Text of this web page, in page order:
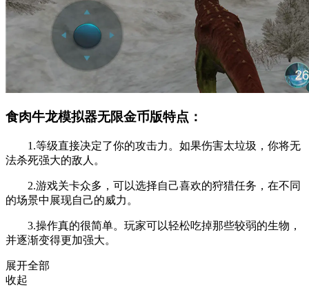
食肉牛龙模拟器无限金币版特点：
1.等级直接决定了你的攻击力。如果伤害太垃圾，你将无
法杀死强大的敌人。
2.游戏关卡众多，可以选择自己喜欢的狩猎任务，在不同
的场景中展现自己的威力。
3.操作真的很简单。玩家可以轻松吃掉那些较弱的生物，
并逐渐变得更加强大。
展开全部
收起